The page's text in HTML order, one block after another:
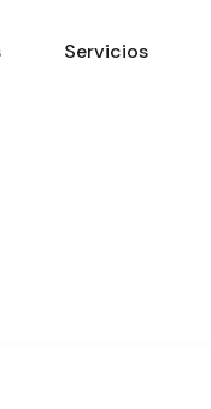
Servicios